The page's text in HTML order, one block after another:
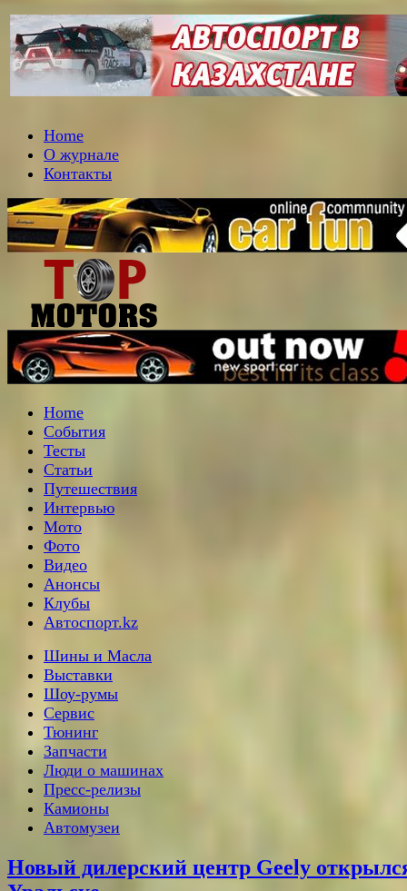
Home
О журнале
Контакты
Home
События
Тесты
Статьи
Путешествия
Интервью
Мото
Фото
Видео
Анонсы
Клубы
Автоспорт.kz
Шины и Масла
Выставки
Шоу-румы
Сервис
Тюнинг
Запчасти
Люди о машинах
Пресс-релизы
Камионы
Автомузеи
Новый дилерский центр Geely